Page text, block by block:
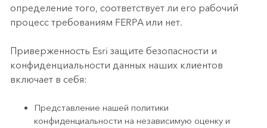
определение того, соответствует ли его рабочий
процесс требованиям FERPA или нет.
Приверженность Esri защите безопасности и
конфиденциальности данных наших клиентов
включает в себя:
Представление нашей политики
конфиденциальности на независимую оценку и